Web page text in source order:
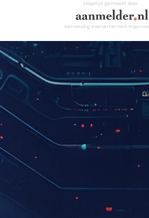
Mogelijk gemaakt door
eenvoudig evenementen